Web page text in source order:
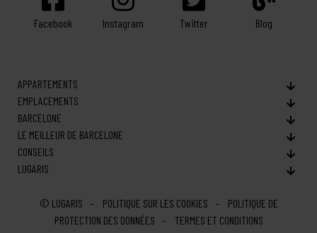
Facebook Instagram Twitter Blog
APPARTEMENTS
EMPLACEMENTS
BARCELONE
LE MEILLEUR DE BARCELONE
CONSEILS
LUGARIS
© LUGARIS POLITIQUE SUR LES COOKIES
POLITIQUE DE
PROTECTION DES DONNÉES
TERMES ET CONDITIONS